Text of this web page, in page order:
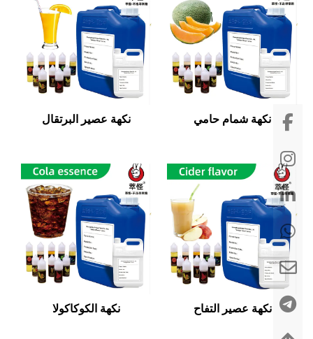
نكهة عصير البرتقال نكهة شمام حامي
نكهة الكوكاكولا نكهة عصير التفاح